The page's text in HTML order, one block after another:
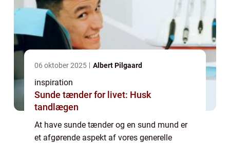
06 oktober 2025 Albert Pilgaard
inspiration
Sunde tænder for livet: Husk
tandlægen
At have sunde tænder og en sund mund er
et afgørende aspekt af vores generelle